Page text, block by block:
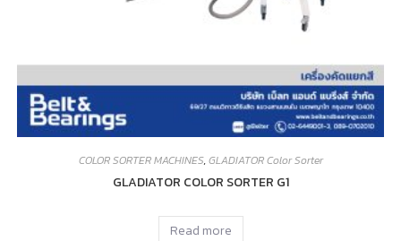
COLOR SORTER MACHINES,GLADIATOR Color Sorter
GLADIATOR COLOR SORTER G1
Read more